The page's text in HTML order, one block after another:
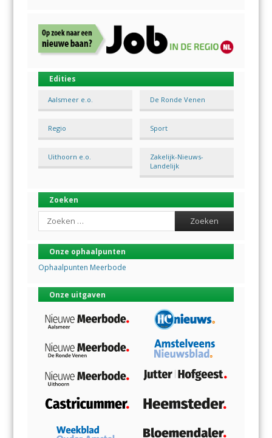
Edities
Aalsmeer e.o. De Ronde Venen
Regio Sport
Uithoorn e.o.
Zakelijk-Nieuws-
Landelijk
Zoeken
Search
Onze ophaalpunten
Ophaalpunten Meerbode
Onze uitgaven